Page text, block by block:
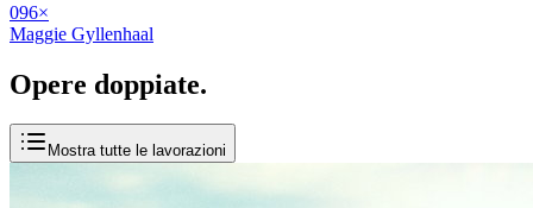
096×
Maggie Gyllenhaal
Opere doppiate.
Mostra tutte le lavorazioni